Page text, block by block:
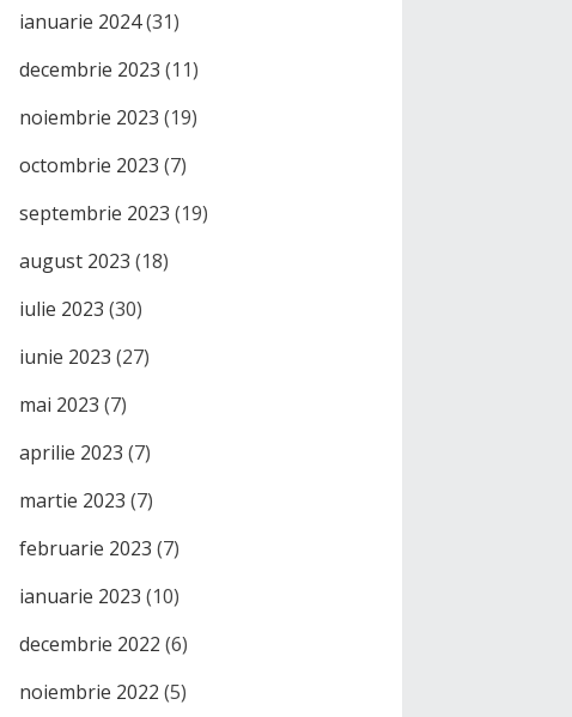
ianuarie 2024(31)
decembrie 2023 (11)
noiembrie 2023 (19)
octombrie 2023 (7)
septembrie 2023 (19)
august 2023 (18)
iulie 2023 (30)
iunie 2023 (27)
mai 2023 (7)
aprilie 2023 (7)
martie 2023 (7)
februarie 2023 (7)
ianuarie 2023 (10)
decembrie 2022 (6)
noiembrie 2022 (5)